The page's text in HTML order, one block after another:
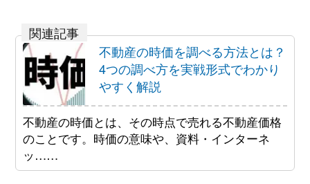
不動産の時価を調べる方法とは？
4つの調べ方を実戦形式でわかり
やすく解説
不動産の時価とは、その時点で売れる不動産価格
のことです。時価の意味や、資料・インターネ
ッ……